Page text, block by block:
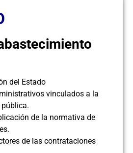
del Estado
vinculados a la
de la normativa de
de las contrataciones